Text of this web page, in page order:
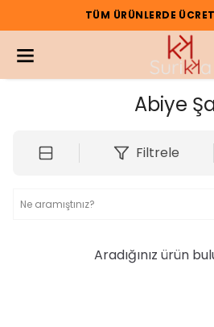
ÜCRETSIZ KARGO
Abiye
Filtrele
Aradığınız ürün